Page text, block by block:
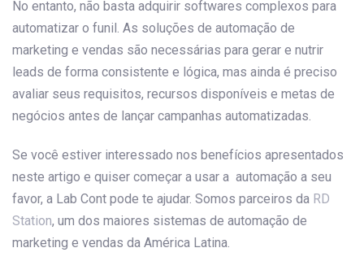
No entanto, não basta adquirir softwares complexos para
automatizar o funil. As soluções de automação de
marketing e vendas são necessárias para gerar e nutrir
leads de forma consistente e lógica, mas ainda é preciso
avaliar seus requisitos, recursos disponíveis e metas de
negócios antes de lançar campanhas automatizadas.
Se você estiver interessado nos benefícios apresentados
neste artigo e quiser começar a usar a automação a seu
favor, a Lab Cont pode te ajudar. Somos parceiros da RD
Station, um dos maiores sistemas de automação de
marketing e vendas da América Latina.